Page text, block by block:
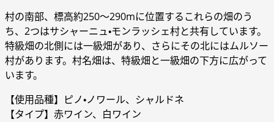
村の南部、標高約250～290mに位置するこれらの畑のう
ち、2つはサシャーニュ・モンラッシェ村と共有しています。
特級畑の北側には一級畑があり、さらにその北にはムルソー
村があります。村名畑は、特級畑と一級畑の下方に広がって
います。
【使用品種】ピノ・ノワール、シャルドネ
【タイプ】赤ワイン、白ワイン